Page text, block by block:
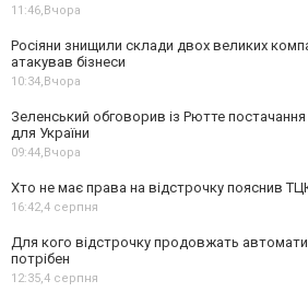
11:46,Вчора
Росіяни знищили склади двох великих
атакував бізнеси
10:34,Вчора
Зеленський обговорив із Рютте
для України
09:44,Вчора
Хто не має права на відстрочку пояснив
16:42,4 серпня
Для кого відстрочку продовжать
потрібен
12:35,4 серпня